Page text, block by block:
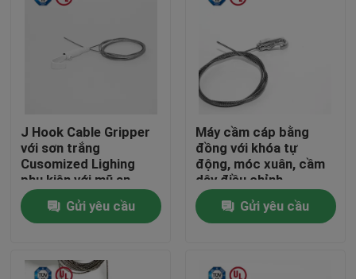
Nhà
Các sản phẩm
Video
J Hook Cable Gripper
với sơn trắng
Cusomized Lighing
phụ kiện với mũ an
toàn
Gửi yêu cầu
Máy cầm cáp bằng
đồng với khóa tự
động, móc xuân, cầm
dây điều chỉnh
Gửi yêu cầu